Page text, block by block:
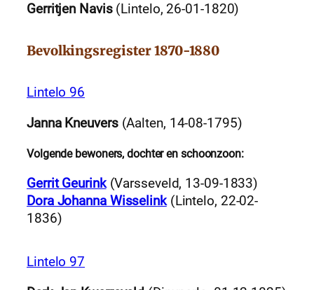
Gerritjen Navis(Lintelo, 26-01-1820)
Bevolkingsregister 1870-1880
Lintelo 96
Janna Kneuvers(Aalten, 14-08-1795)
Volgende bewoners, dochter en schoonzoon:
Gerrit Geurink(Varsseveld, 13-09-1833)
Dora Johanna Wisselink(Lintelo, 22-02-
1836)
Lintelo 97